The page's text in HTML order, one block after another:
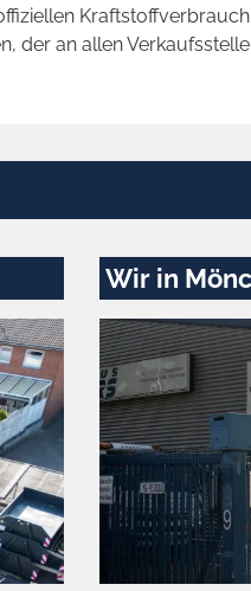
der an allen
Wir in